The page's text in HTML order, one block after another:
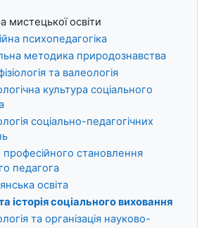
мистецької освіти
психопедагогіка
методика природознавства
та валеологія
культура соціального
соціально-педагогічних
становлення
педагога
освіта
історія соціального виховання
та організація науково-